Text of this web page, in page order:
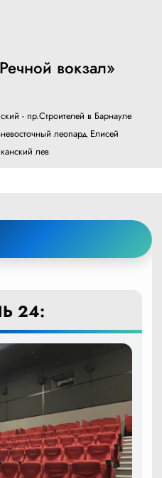
вокзал»
- пр.Строителей в Барнауле
леопард Елисей
лев
24: